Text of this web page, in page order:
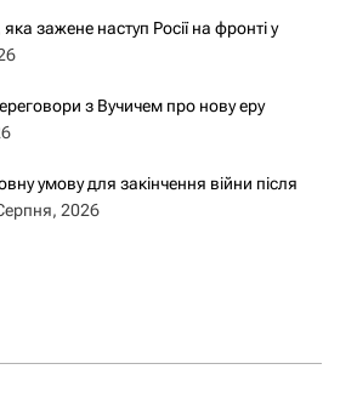
зажене наступ Росії на фронті у
з Вучичем про нову еру
умову для закінчення війни після
2026